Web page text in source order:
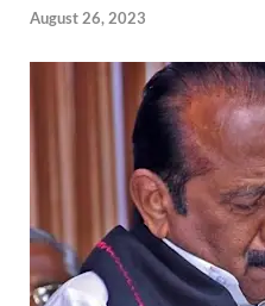
August 26, 2023